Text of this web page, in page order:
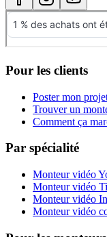
Pour les clients
Poster mon
Trouver un
Comment ça
Par spécialité
Monteur vidéo
Monteur vidéo
Monteur vidéo
Monteur vidéo